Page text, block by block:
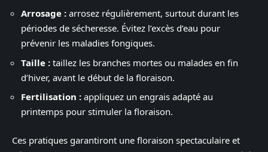
Arrosage : arrosez régulièrement, surtout durant les
périodes de sécheresse. Évitez l’excès d’eau pour
prévenir les maladies fongiques.
Taille : taillez les branches mortes ou malades en fin
d’hiver, avant le début de la floraison.
Fertilisation : appliquez un engrais adapté au
printemps pour stimuler la floraison.
Ces pratiques garantiront une floraison spectaculaire et